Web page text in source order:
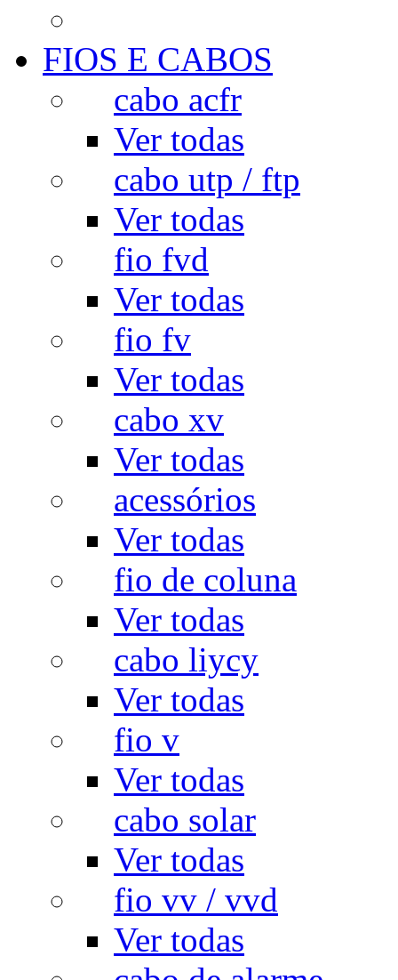
FIOS E CABOS
cabo acfr
Ver todas
cabo utp / ftp
Ver todas
fio fvd
Ver todas
fio fv
Ver todas
cabo xv
Ver todas
acessórios
Ver todas
fio de coluna
Ver todas
cabo liycy
Ver todas
fio v
Ver todas
cabo solar
Ver todas
fio vv / vvd
Ver todas